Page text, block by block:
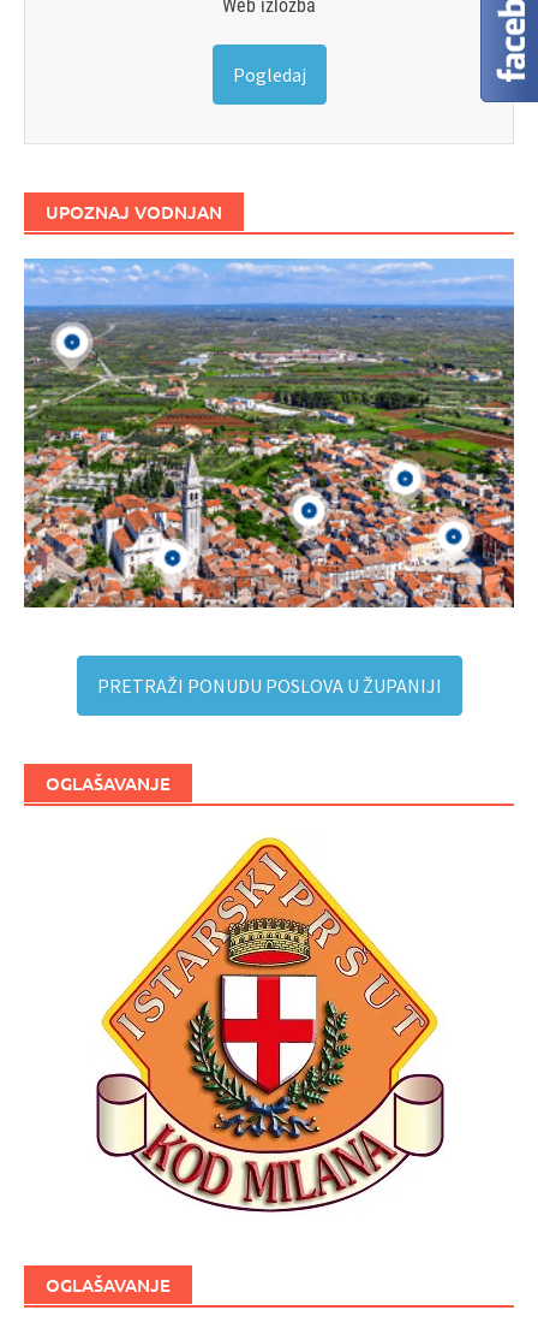
Web izložba
Pogledaj
UPOZNAJ VODNJAN
PRETRAŽI PONUDU POSLOVA U ŽUPANIJI
OGLAŠAVANJE
OGLAŠAVANJE